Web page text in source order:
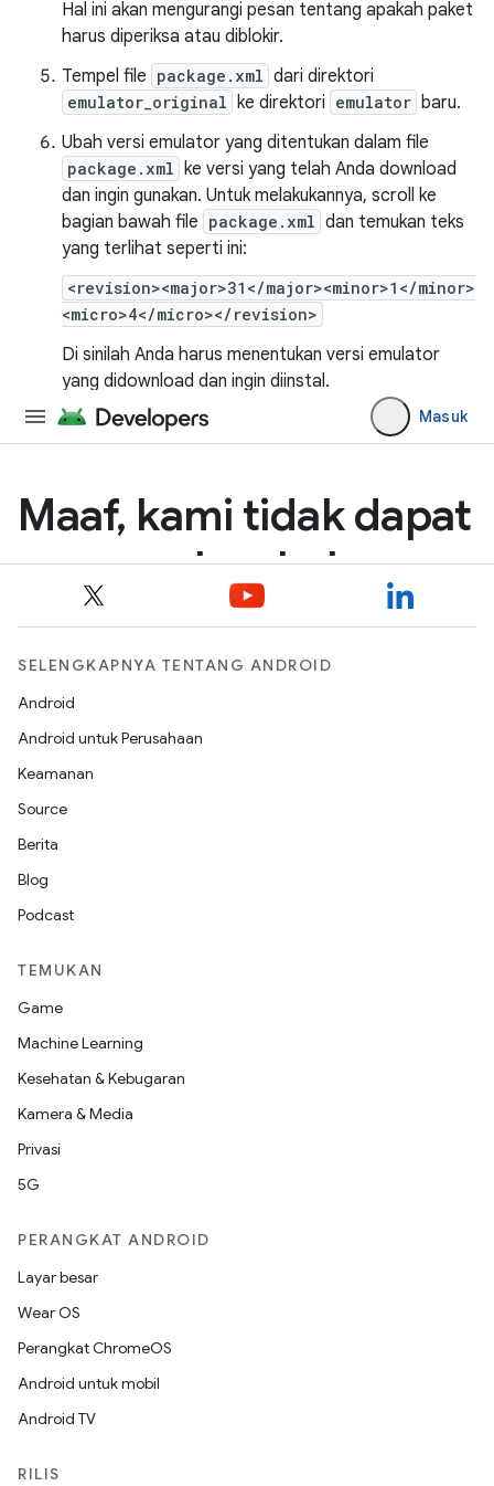
Hal ini akan mengurangi pesan tentang apakah paket
harus diperiksa atau diblokir.
Tempel file package.xml dari direktori
emulator_original ke direktori emulator baru.
Ubah versi emulator yang ditentukan dalam file
package.xml
ke versi yang telah Anda download
dan ingin gunakan. Untuk melakukannya, scroll ke
bagian bawah file package.xml dan temukan teks
yang terlihat seperti ini:
<revision><major>31</major><minor>1</minor>
<micro>4</micro></revision>
Di sinilah Anda harus menentukan versi emulator
yang didownload dan ingin diinstal.
SELENGKAPNYA TENTANG ANDROID
Android
Android untuk Perusahaan
Keamanan
Source
Berita
Blog
Podcast
TEMUKAN
Game
Machine Learning
Kesehatan & Kebugaran
Kamera & Media
Privasi
5G
PERANGKAT ANDROID
Layar besar
Wear OS
Perangkat ChromeOS
Android untuk mobil
Android TV
RILIS